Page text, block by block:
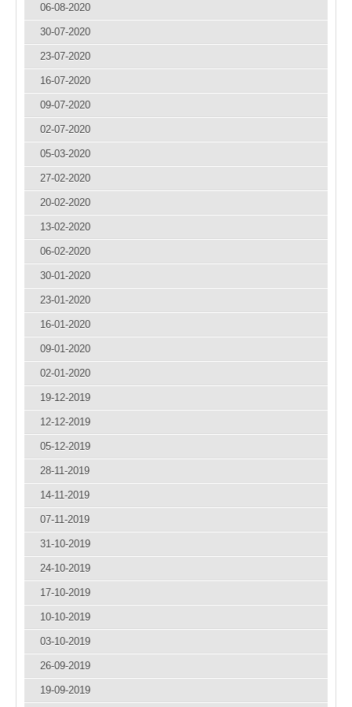
06-08-2020
30-07-2020
23-07-2020
16-07-2020
09-07-2020
02-07-2020
05-03-2020
27-02-2020
20-02-2020
13-02-2020
06-02-2020
30-01-2020
23-01-2020
16-01-2020
09-01-2020
02-01-2020
19-12-2019
12-12-2019
05-12-2019
28-11-2019
14-11-2019
07-11-2019
31-10-2019
24-10-2019
17-10-2019
10-10-2019
03-10-2019
26-09-2019
19-09-2019